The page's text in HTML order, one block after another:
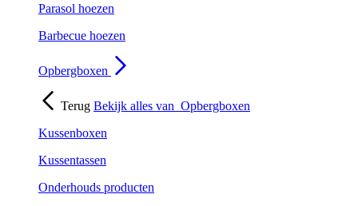
Parasol hoezen
Barbecue hoezen
Opbergboxen
Terug Bekijk alles van Opbergboxen
Kussenboxen
Kussentassen
Onderhouds producten